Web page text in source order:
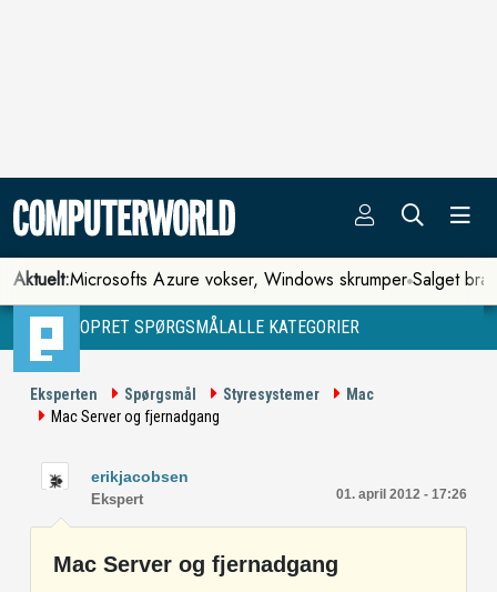
Aktuelt:Microsofts Azure vokser, Windows skrumper Salget
OPRET SPØRGSMÅLALLE KATEGORIER
Eksperten Spørgsmål Styresystemer
Mac
Mac Server og fjernadgang
erikjacobsen
Ekspert 01. april 2012 - 17:26
Mac Server og fjernadgang